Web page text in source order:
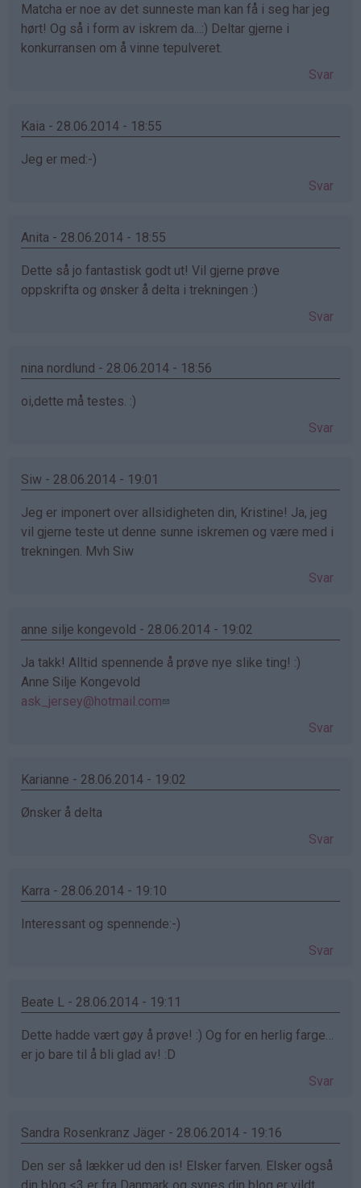
Matcha er noe av det sunneste man kan få i seg har jeg
hørt! Og så i form av iskrem da...:) Deltar gjerne i
konkurransen om å vinne tepulveret.
Svar
Kaia - 28.06.2014 - 18:55
Jeg er med:-)
Svar
Anita - 28.06.2014 - 18:55
Dette så jo fantastisk godt ut! Vil gjerne prøve
oppskrifta og ønsker å delta i trekningen :)
Svar
nina nordlund - 28.06.2014 - 18:56
oi,dette må testes. :)
Svar
Siw - 28.06.2014 - 19:01
Jeg er imponert over allsidigheten din, Kristine! Ja, jeg
vil gjerne teste ut denne sunne iskremen og være med i
trekningen. Mvh Siw
Svar
anne silje kongevold - 28.06.2014 - 19:02
Ja takk! Alltid spennende å prøve nye slike ting! :)
Anne Silje Kongevold
ask_jersey@hotmail.com
Svar
Karianne - 28.06.2014 - 19:02
Ønsker å delta
Svar
Karra - 28.06.2014 - 19:10
Interessant og spennende:-)
Svar
Beate L - 28.06.2014 - 19:11
Dette hadde vært gøy å prøve! :) Og for en herlig farge…
er jo bare til å bli glad av! :D
Svar
Sandra Rosenkranz Jäger - 28.06.2014 - 19:16
Den ser så lækker ud den is! Elsker farven. Elsker også